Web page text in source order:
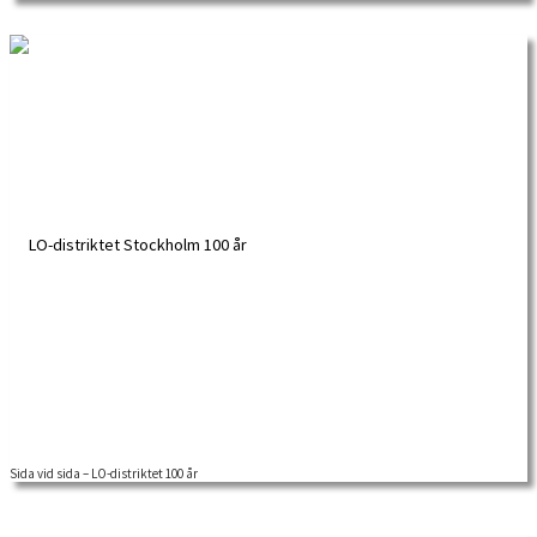
I år är det 100 år sedan fackföreningsrö­relsen i Stockholm tog beslutet att samla
Sida vid sida – LO-distriktet 100 år